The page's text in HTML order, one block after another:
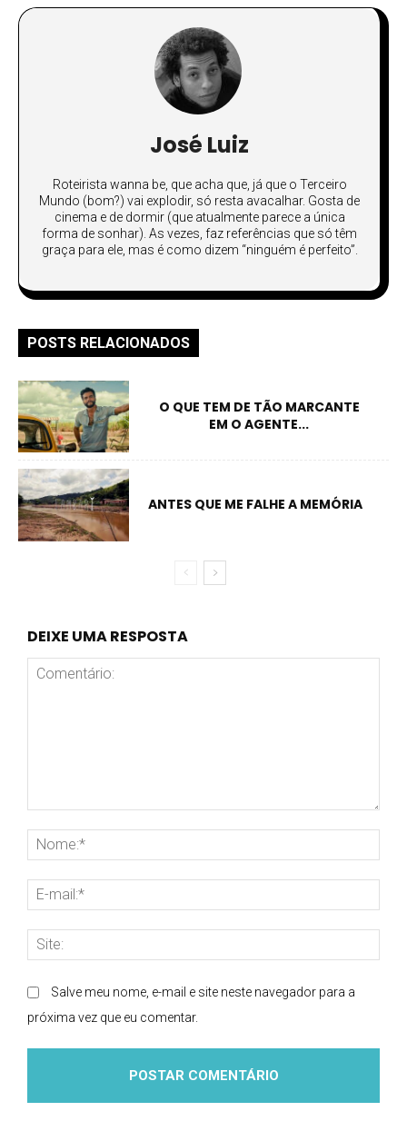
José Luiz
Roteirista wanna be, que acha que, já que o Terceiro
Mundo (bom?) vai explodir, só resta avacalhar. Gosta de
cinema e de dormir (que atualmente parece a única
forma de sonhar). As vezes, faz referências que só têm
graça para ele, mas é como dizem “ninguém é perfeito”.
POSTS RELACIONADOS
O QUE TEM DE TÃO MARCANTE
EM O AGENTE...
ANTES QUE ME FALHE A MEMÓRIA
DEIXE UMA RESPOSTA
Salve meu nome, e-mail e site neste navegador para a
próxima vez que eu comentar.